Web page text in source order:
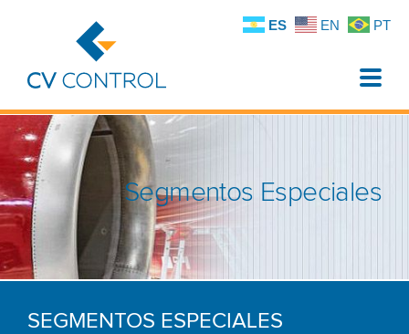
Toggle
Segmentos Especiales
SEGMENTOS ESPECIALES
ES EN PT